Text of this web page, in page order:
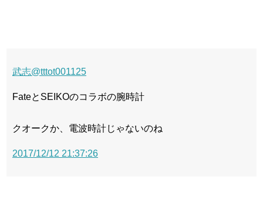
武志@tttot001125
FateとSEIKOのコラボの腕時計
クオークか、電波時計じゃないのね
2017/12/12 21:37:26